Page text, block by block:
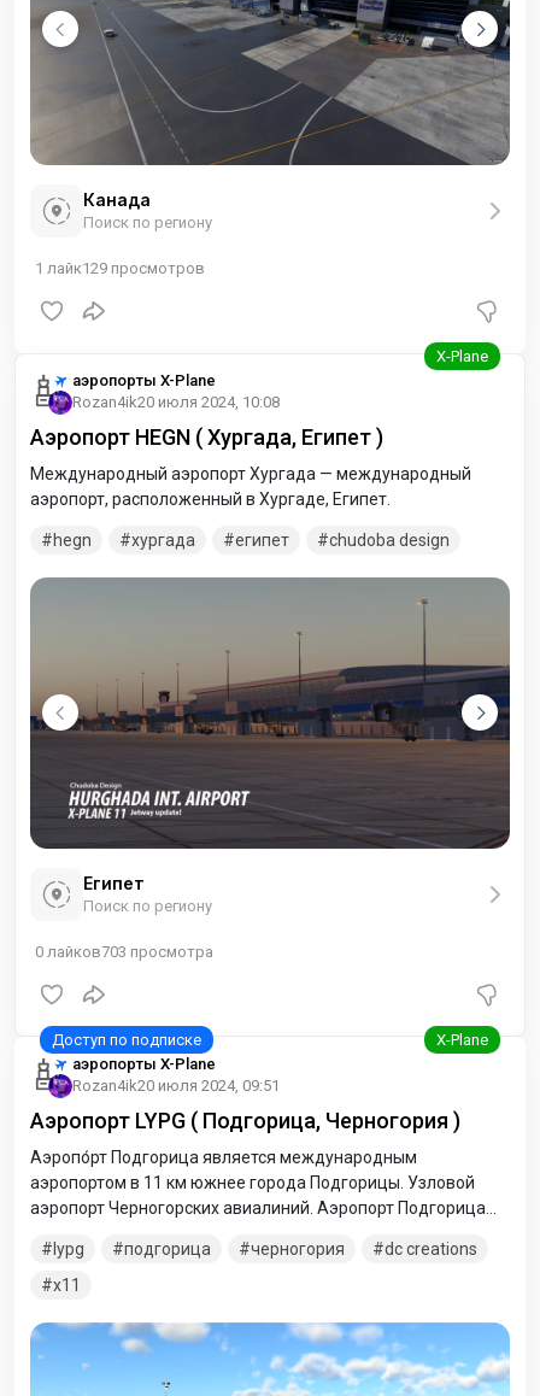
Канада
Поиск по региону
1 лайк129 просмотров
аэропорты X-Plane
Rozan4ik20 июля 2024, 10:08
Аэропорт HEGN ( Хургада, Египет )
Международный аэропорт Хургада — международный
аэропорт, расположенный в Хургаде, Египет.
hegn хургада египет chudoba design
Египет
Поиск по региону
0 лайков703 просмотра
аэропорты X-Plane
Rozan4ik20 июля 2024, 09:51
Аэропорт LYPG ( Подгорица, Черногория )
Аэропо́рт Подгорица является международным
аэропортом в 11 км южнее города Подгорицы. Узловой
аэропорт Черногорских авиалиний. Аэропорт Подгорица
по названию ближайшего к аэропорту города. Подгорица —
второй гражданский аэропорт Черногории.
lypg подгорица черногория
dc creations
x11